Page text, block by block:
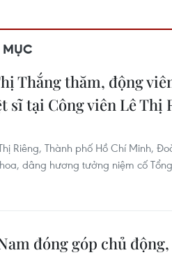
MỤC
Thắng thăm, động
sĩ tại Công viên Lê Thị
Riêng, Thành phố Hồ Chí Minh,
dâng hương tưởng niệm cố Tổng
đóng góp chủ